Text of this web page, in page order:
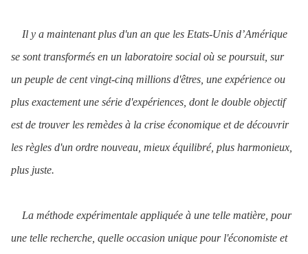
Il y a maintenant plus d'un an que les Etats-Unis d’Amérique
se sont transformés en un laboratoire social où se poursuit, sur
un peuple de cent vingt-cinq millions d'êtres, une expérience ou
plus exactement une série d'expériences, dont le double objectif
est de trouver les remèdes à la crise économique et de découvrir
les règles d'un ordre nouveau, mieux équilibré, plus harmonieux,
plus juste.
La méthode expérimentale appliquée à une telle matière, pour
une telle recherche, quelle occasion unique pour l'économiste et